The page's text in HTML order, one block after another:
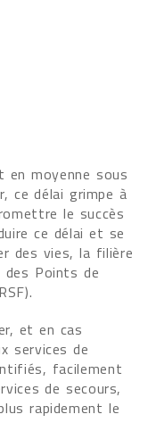
en moyenne sous
ce délai grimpe à
le succès
ce délai et se
des vies, la filière
Points de
et en cas
services de
facilement
de secours,
rapidement le